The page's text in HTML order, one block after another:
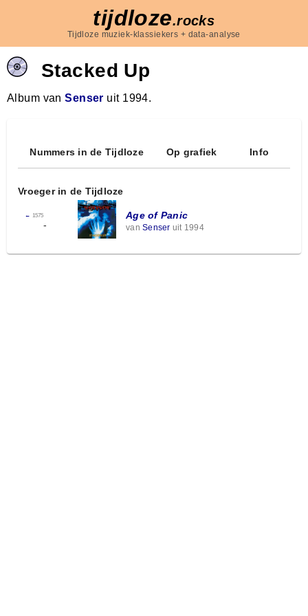
tijdloze.rocks
Tijdloze muziek-klassiekers + data-analyse
Stacked Up
Album vanSenser uit 1994.
Nummers in de Tijdloze Op grafiek Info
Vroeger in de Tijdloze
← 1575
-
Age of Panic
van Senser uit 1994